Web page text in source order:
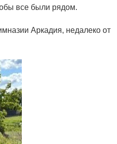
все были рядом.
Аркадия, недалеко от